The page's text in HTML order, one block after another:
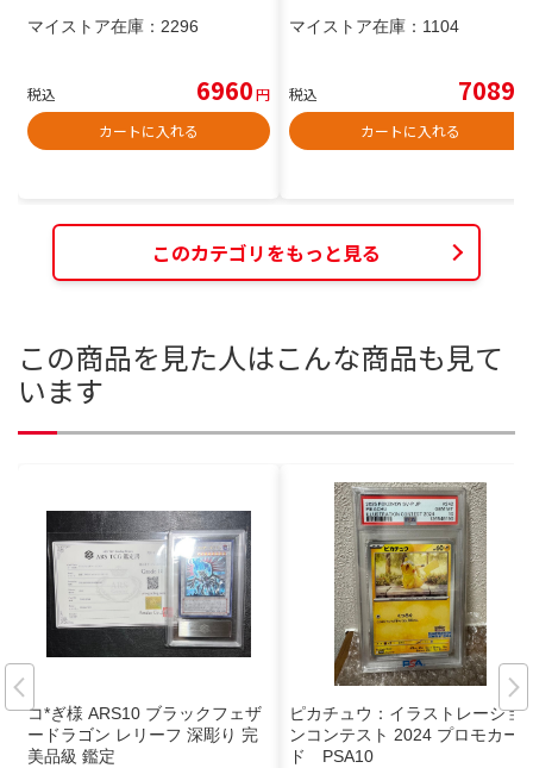
マイストア在庫： 2296
税込 6960円
カートに入れる
マイストア在庫： 1104
税込 7089
カートに入れる
このカテゴリをもっと見る
この商品を見た人はこんな商品も見て
います
コ*ぎ様 ARS10 ブラックフェザ
ードラゴン レリーフ 深彫り 完
美品級 鑑定
ピカチュウ：イラストレーショ
ンコンテスト 2024 プロモカー
ド PSA10